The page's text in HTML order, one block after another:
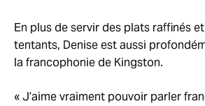
En plus de servir des plats raffinés
tentants, Denise est aussi
la francophonie de Kingston.
« J’aime vraiment pouvoir parler